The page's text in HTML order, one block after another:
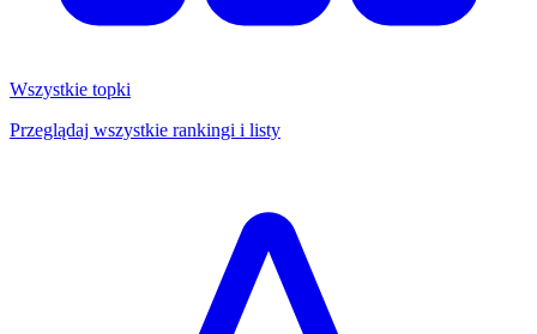
Wszystkie topki
Przeglądaj wszystkie rankingi i listy